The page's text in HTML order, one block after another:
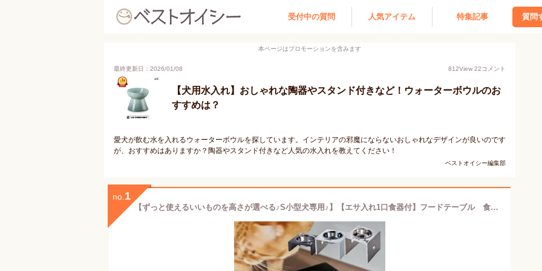
受付中の質問 人気アイテム 特集記事 質問
本ページはプロモーションを含みます
最終更新日：2026/01/08 812View 22コメント
【犬用水入れ】おしゃれな陶器やスタンド付きなど！ウォーターボウルのお
すすめは？
愛犬が飲む水を入れるウォーターボウルを探しています。インテリアの邪魔にならないおしゃれなデザインが良いのです
が、おすすめはありますか？陶器やスタンド付きなど人気の水入れを教えてください！
ベストオイシー編集部
no. 1
【ずっと使えるいいものを高さが選べる♪S小型犬専用♪】【エサ入れ1口食器付】フードテーブル 食器スタンド水飲み 水入れ 小型犬 いぬ ペット餌入れ おしゃれ オーダー ごはん 送料無料 ヘルニア予防 食器台 名前入れ